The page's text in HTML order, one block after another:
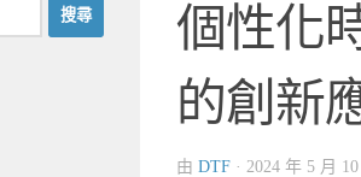
個性化
的創新
由 DTF · 2024 年 5 月 10